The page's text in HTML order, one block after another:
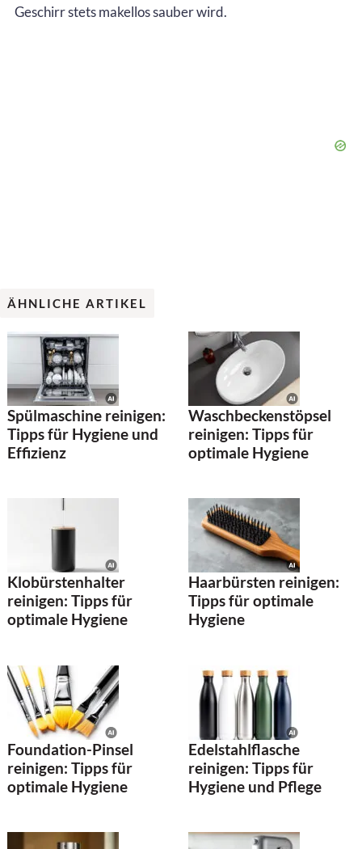
Geschirr stets makellos sauber wird.
ÄHNLICHE ARTIKEL
Spülmaschine reinigen:
Tipps für Hygiene und
Effizienz
Waschbeckenstöpsel
reinigen: Tipps für
optimale Hygiene
Klobürstenhalter
reinigen: Tipps für
optimale Hygiene
Haarbürsten reinigen:
Tipps für optimale
Hygiene
Foundation-Pinsel
reinigen: Tipps für
optimale Hygiene
Edelstahlflasche
reinigen: Tipps für
Hygiene und Pflege